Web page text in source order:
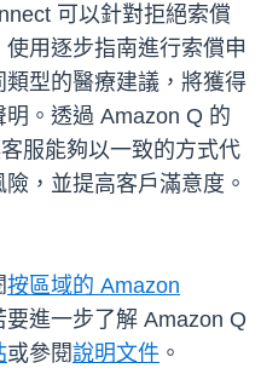
可以針對拒絕索償
用逐步指南進行索償申
型的醫療建議，將獲得
。透過 Amazon Q 的
服能夠以一致的方式代
，並提高客戶滿意度。
按區域的 Amazon
要進一步了解 Amazon Q
或參閱說明文件 。